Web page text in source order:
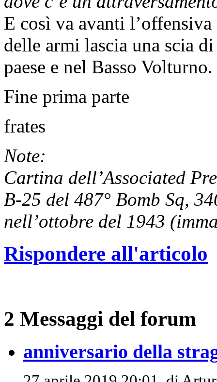
E così va avanti
delle armi lascia una scia
paese e nel Basso Volturno.
Fine prima parte
frates
Note:
Cartina dell’Associated
B-25 del 487° Bomb Sq,
nell’ottobre del 1943
Rispondere all'articolo
2 Messaggi del forum
anniversario della